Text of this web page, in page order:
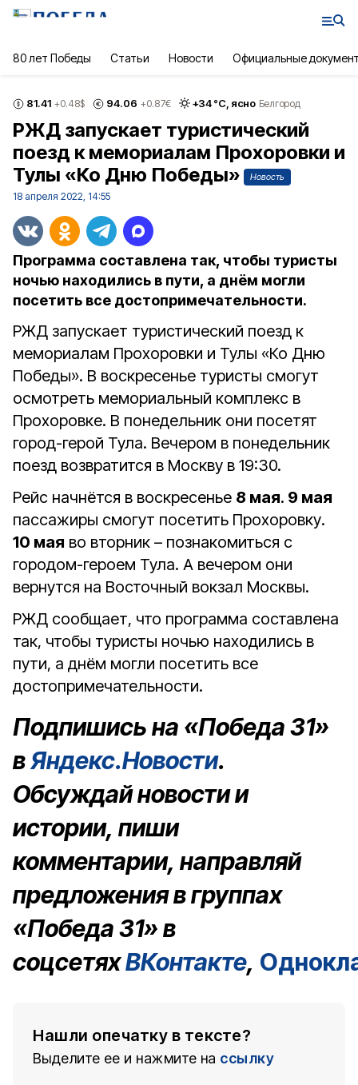
80 лет Победы Статьи Новости Официальные
81.41 +0.48$ 94.06 +0.87€ +34°С, ясно Белгород
РЖД запускает туристический
поезд к мемориалам Прохоровки и
Тулы «Ко Дню Победы»
Новость
18 апреля 2022, 14:55
Программа составлена так, чтобы туристы
ночью находились в пути, а днём могли
посетить все достопримечательности.
РЖД запускает туристический поезд к
мемориалам Прохоровки и Тулы «Ко Дню
Победы». В воскресенье туристы смогут
осмотреть мемориальный комплекс в
Прохоровке. В понедельник они посетят
город-герой Тула. Вечером в понедельник
поезд возвратится в Москву в 19:30.
Рейс начнётся в воскресенье 8 мая. 9 мая
пассажиры смогут посетить Прохоровку.
10 мая во вторник – познакомиться с
городом-героем Тула. А вечером они
вернутся на Восточный вокзал Москвы.
РЖД сообщает, что программа составлена
так, чтобы туристы ночью находились в
пути, а днём могли посетить все
достопримечательности.
Подпишись на «Победа 31»
вЯндекс.Новости.
Обсуждай новости и
истории, пиши
комментарии, направляй
предложения в группах
«Победа 31» в
соцсетяхВКонтакте,
Нашли опечатку в тексте?
Выделите ее и нажмите на ссылку